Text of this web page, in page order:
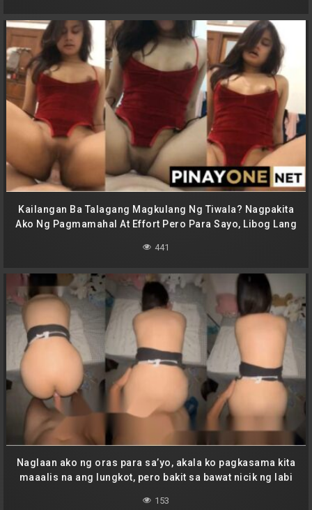
Kailangan Ba Talagang Magkulang Ng Tiwala? Nagpakita
Ako Ng Pagmamahal At Effort Pero Para Sayo, Libog Lang
441
Naglaan ako ng oras para sa’yo, akala ko pagkasama kita
maaalis na ang lungkot, pero bakit sa bawat nicik ng labi
153